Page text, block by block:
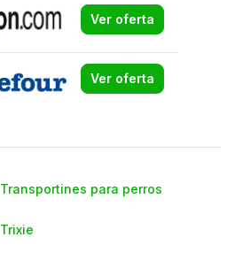
Ver oferta
Ver oferta
Transportines para perros
Trixie